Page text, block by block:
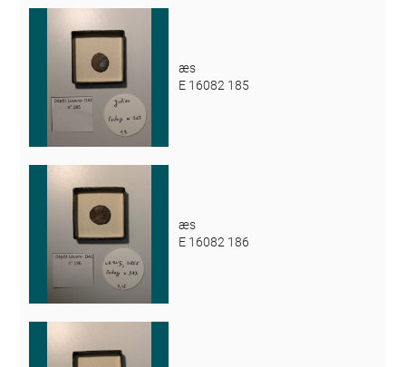
æs
E 16082 185
æs
E 16082 186